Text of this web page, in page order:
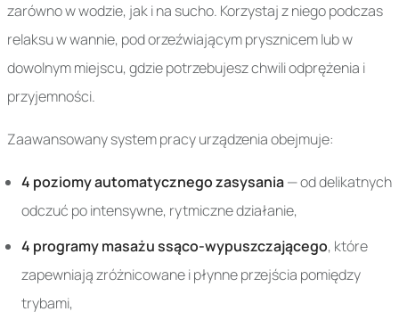
zarówno w wodzie, jak i na sucho. Korzystaj z niego podczas
relaksu w wannie, pod orzeźwiającym prysznicem lub w
dowolnym miejscu, gdzie potrzebujesz chwili odprężenia i
przyjemności.
Zaawansowany system pracy urządzenia obejmuje:
4 poziomy automatycznego zasysania— od delikatnych
odczuć po intensywne, rytmiczne działanie,
4 programy masażu ssąco-wypuszczającego, które
zapewniają zróżnicowane i płynne przejścia pomiędzy
trybami,